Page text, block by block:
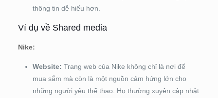
thông tin dễ hiểu hơn.
Ví dụ về Shared media
Nike:
Website: Trang web của Nike không chỉ là nơi để
mua sắm mà còn là một nguồn cảm hứng lớn cho
những người yêu thể thao. Họ thường xuyên cập nhật